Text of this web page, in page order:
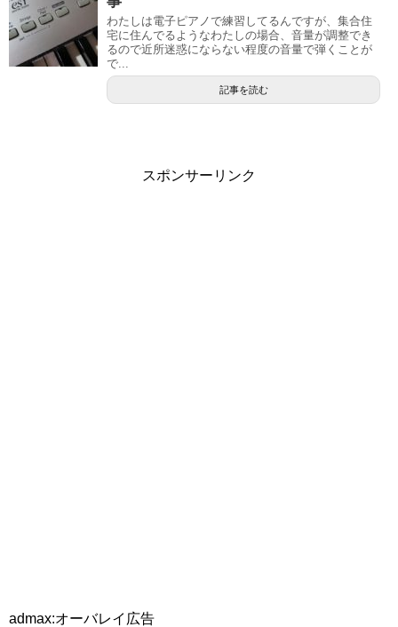
わたしは電子ピアノで練習してるんですが、集合住
宅に住んでるようなわたしの場合、音量が調整でき
るので近所迷惑にならない程度の音量で弾くことが
で...
記事を読む
スポンサーリンク
admax:オーバレイ広告